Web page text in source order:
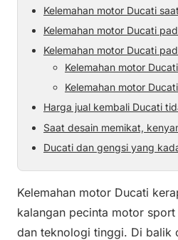
Kelemahan motor Ducati
Kelemahan motor Ducati
Kelemahan motor Ducati
Kelemahan motor
Kelemahan motor
Harga jual kembali Ducati
Saat desain memikat,
Ducati dan gengsi yang
Kelemahan motor Ducati
kalangan pecinta motor
dan teknologi tinggi. Di balik